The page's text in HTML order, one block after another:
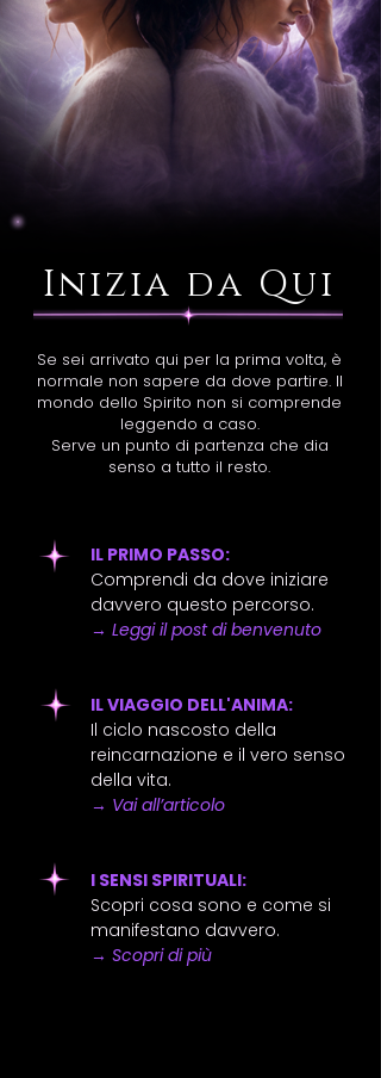
Inizia da Qui
Se sei arrivato qui per la prima volta, è
normale non sapere da dove partire. Il
mondo dello Spirito non si comprende
leggendo a caso.
Serve un punto di partenza che dia
senso a tutto il resto.
IL PRIMO PASSO:
Comprendi da dove iniziare
davvero questo percorso.
→ Leggi il post di benvenuto
IL VIAGGIO DELL'ANIMA:
Il ciclo nascosto della
reincarnazione e il vero senso
della vita.
→ Vai all’articolo
I SENSI SPIRITUALI:
Scopri cosa sono e come si
manifestano davvero.
→ Scopri di più